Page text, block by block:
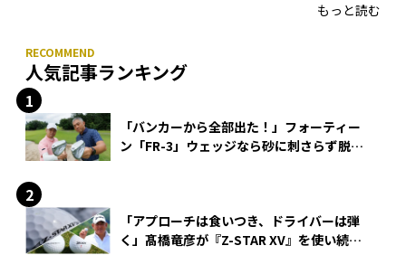
もっと読む
人気記事ランキング
「バンカーから全部出た！」フォーティー
ン「FR-3」ウェッジなら砂に刺さらず脱出
「アプローチは食いつき、ドライバーは弾
く」髙橋竜彦が『Z-STAR XV』を使い続け